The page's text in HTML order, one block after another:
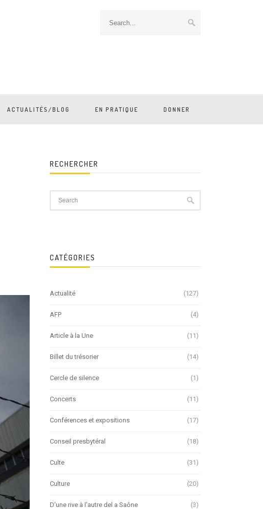
ACTUALITÉS/BLOG EN PRATIQUE DONNER
RECHERCHER
CATÉGORIES
Actualité (127)
AFP (4)
Article à la Une (11)
Billet du trésorier (14)
Cercle de silence (1)
Concerts (11)
Conférences et expositions (17)
Conseil presbytéral (18)
Culte (31)
Culture (20)
D'une rive à l'autre del a Saône (3)